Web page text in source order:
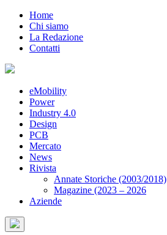
Home
Chi siamo
La Redazione
Contatti
eMobility
Power
Industry 4.0
Design
PCB
Mercato
News
Rivista
Annate Storiche (2003/2018)
Magazine (2023 – 2026
Aziende